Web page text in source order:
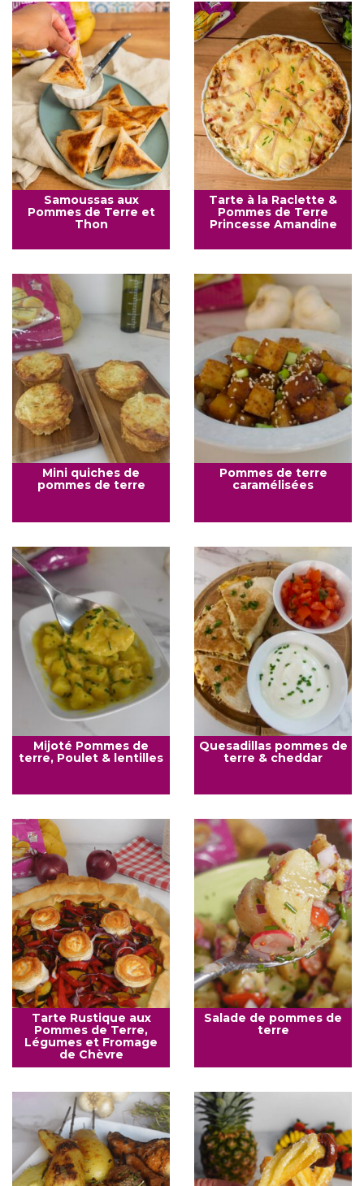
Samoussas aux
Pommes de Terre et
Thon
Tarte à la Raclette &
Pommes de Terre
Princesse Amandine
Mini quiches de
pommes de terre
Pommes de terre
caramélisées
Mijoté Pommes de
terre, Poulet & lentilles
Quesadillas pommes de
terre & cheddar
Tarte Rustique aux
Pommes de Terre,
Légumes et Fromage
de Chèvre
Salade de pommes de
terre